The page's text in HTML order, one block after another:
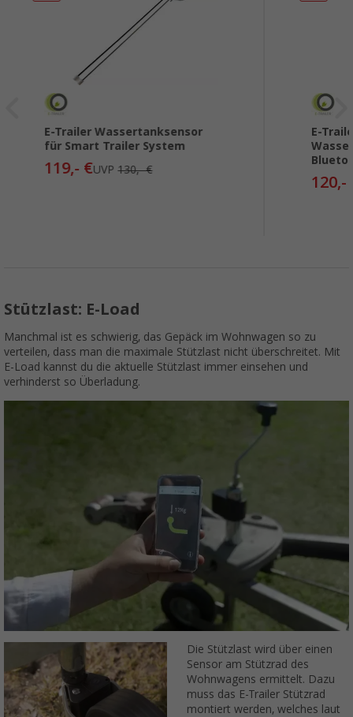
E-Trailer Wassertanksensor
für Smart Trailer System
119,- €UVP130,- €
E-
120,-
Stützlast: E-Load
Manchmal ist es schwierig, das Gepäck im Wohnwagen so zu
verteilen, dass man die maximale Stützlast nicht überschreitet. Mit
E-Load kannst du die aktuelle Stützlast immer einsehen und
verhinderst so Überladung.
Die Stützlast wird über einen
Sensor am Stützrad des
Wohnwagens ermittelt. Dazu
muss das E-Trailer Stützrad
montiert werden, welches laut